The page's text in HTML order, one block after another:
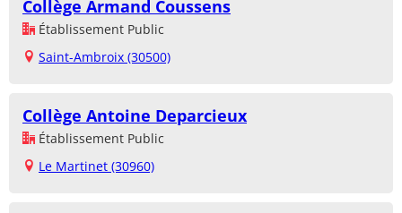
Collège Armand Coussens
Établissement Public
Saint-Ambroix (30500)
Collège Antoine Deparcieux
Établissement Public
Le Martinet (30960)